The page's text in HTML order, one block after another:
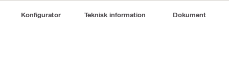
Konfigurator Teknisk information Dokument